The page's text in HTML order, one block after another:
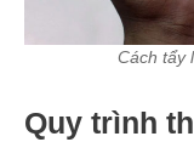
Cách tẩy
Quy trình